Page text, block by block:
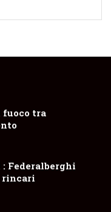
tra
Federalberghi
rincari